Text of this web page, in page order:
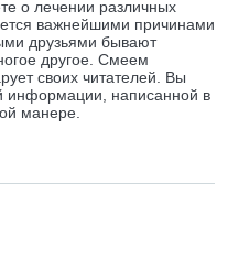
о лечении различных
важнейшими причинами
друзьями бывают
другое. Смеем
своих читателей. Вы
информации, написанной в
манере.